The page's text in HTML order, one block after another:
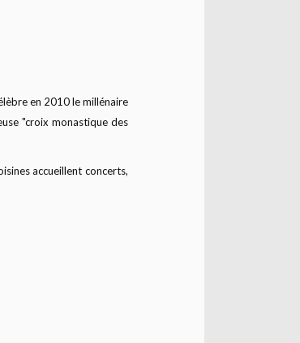
en 2010 le millénaire
"croix monastique des
accueillent concerts,